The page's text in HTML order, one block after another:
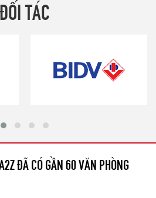
ĐỐI TÁC
ĐÃ CÓ GẦN 60 VĂN PHÒNG